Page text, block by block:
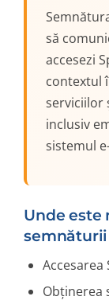
să
accesezi
contextul
serviciilor
inclusiv
sistemul
Unde este
semnăturii
Accesarea
Obținerea